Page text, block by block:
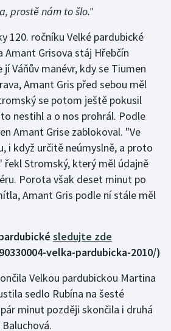
prostě nám to šlo."
120. ročníku Velké pardubické
Amant Grisova stáj Hřebčín
Váňův manévr, kdy se Tiumen
Amant Gris před sebou měl
se potom ještě pokusil
nestihl a o nos prohrál. Podle
Amant Grise zablokoval. "Ve
i když určitě neúmyslně, a proto
řekl Stromský, který měl údajně
Porota však deset minut po
Amant Gris podle ní stále měl
sledujte zde
velka-pardubicka-2010/)
Velkou pardubickou Martina
sedlo Rubína na šesté
minut později skončila i druhá